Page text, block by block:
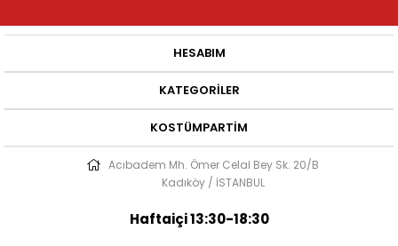
HESABIM
KATEGORILER
KOSTÜMPARTIM
Acıbadem Mh. Ömer Celal Bey Sk. 20/B
Kadıköy / İSTANBUL
Haftaiçi 13:30-18:30